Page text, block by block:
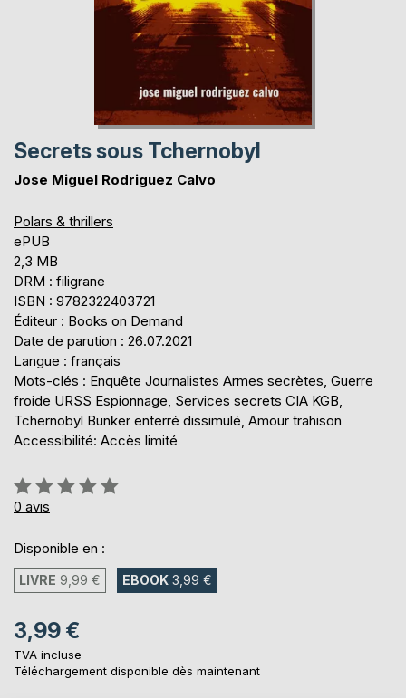
Secrets sous Tchernobyl
Jose Miguel Rodriguez Calvo
Polars & thrillers
ePUB
2,3 MB
DRM : filigrane
ISBN : 9782322403721
Éditeur : Books on Demand
Date de parution : 26.07.2021
Langue : français
Mots-clés : Enquête Journalistes Armes secrètes, Guerre
froide URSS Espionnage, Services secrets CIA KGB,
Tchernobyl Bunker enterré dissimulé, Amour trahison
Accessibilité: Accès limité
Évaluation:
0%
0 avis
Disponible en :
LIVRE 9,99 € EBOOK 3,99 €
3,99 €
TVA incluse
Téléchargement disponible dès maintenant